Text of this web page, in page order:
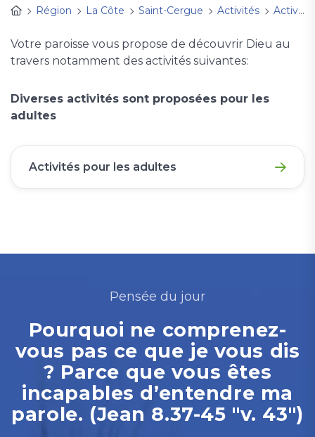
Région
La Côte Saint-Cergue Activités Activités pour les adultes
Votre paroisse vous propose de découvrir Dieu au
travers notamment des activités suivantes:
Diverses activités sont proposées pour les
adultes
Activités pour les adultes
Pensée du jour
Pourquoi ne comprenez-
vous pas ce que je vous dis
? Parce que vous êtes
incapables d’entendre ma
parole. (Jean 8.37-45 "v. 43")